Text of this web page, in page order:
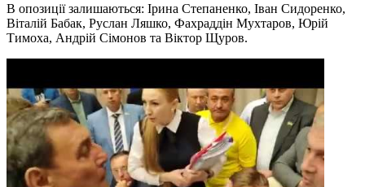
В опозиції залишаються: Ірина Степаненко, Іван Сидоренко,
Віталій Бабак, Руслан Ляшко, Фахраддін Мухтаров, Юрій
Тимоха, Андрій Сімонов та Віктор Щуров.